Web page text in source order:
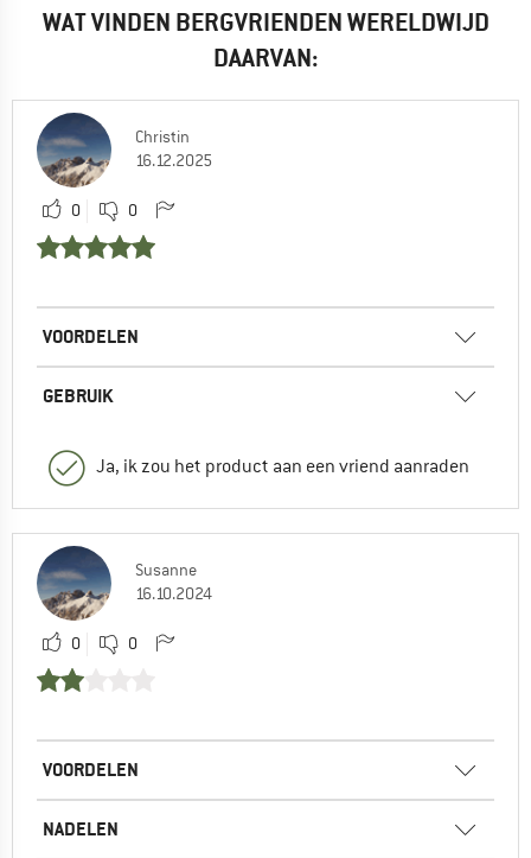
WAT VINDEN BERGVRIENDEN WERELDWIJD
DAARVAN:
Christin
16.12.2025
0 0
VOORDELEN
GEBRUIK
Ja, ik zou het product aan een vriend aanraden
Susanne
16.10.2024
0 0
VOORDELEN
NADELEN